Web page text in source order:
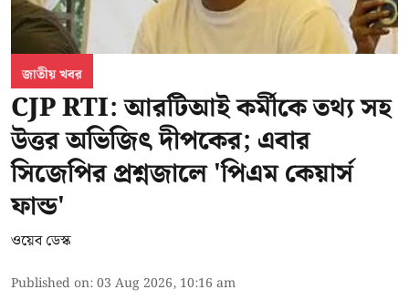
জাতীয় খবর
CJP RTI: আরটিআই কর্মীকে তথ্য সহ
উত্তর অভিজিৎ দীপকের; এবার
সিজেপির প্রশ্নজালে 'পিএম কেয়ার্স
ফান্ড'
ওয়েব ডেস্ক
Published on:03 Aug 2026, 10:16 am